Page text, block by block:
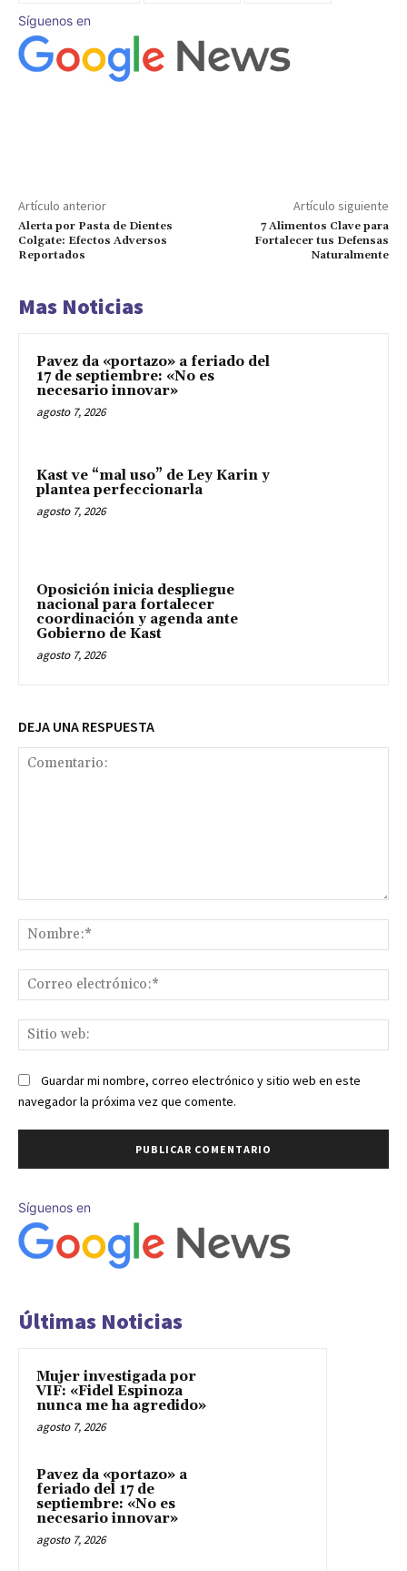
Síguenos en
Artículo anterior
Alerta por Pasta de Dientes
Colgate: Efectos Adversos
Reportados
Artículo siguiente
7 Alimentos Clave para
Fortalecer tus Defensas
Naturalmente
Mas Noticias
Pavez da «portazo» a feriado del
17 de septiembre: «No es
necesario innovar»
agosto 7, 2026
Kast ve “mal uso” de Ley Karin y
plantea perfeccionarla
agosto 7, 2026
Oposición inicia despliegue
nacional para fortalecer
coordinación y agenda ante
Gobierno de Kast
agosto 7, 2026
DEJA UNA RESPUESTA
Guardar mi nombre, correo electrónico y sitio web en este
navegador la próxima vez que comente.
Síguenos en
Últimas Noticias
Mujer investigada por
VIF: «Fidel Espinoza
nunca me ha agredido»
agosto 7, 2026
Pavez da «portazo» a
feriado del 17 de
septiembre: «No es
necesario innovar»
agosto 7, 2026